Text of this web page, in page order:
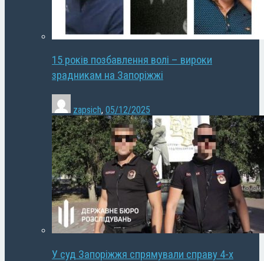
15 років позбавлення волі – вироки
зрадникам на Запоріжжі
zapsich, 05/12/2025
У суд Запоріжжя спрямували справу 4-х